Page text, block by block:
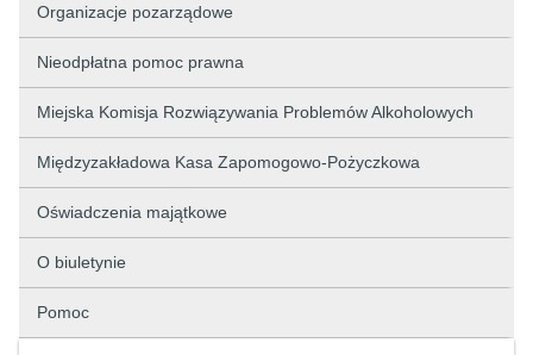
Organizacje pozarządowe
Nieodpłatna pomoc prawna
Miejska Komisja Rozwiązywania Problemów Alkoholowych
Międzyzakładowa Kasa Zapomogowo-Pożyczkowa
Oświadczenia majątkowe
O biuletynie
Pomoc